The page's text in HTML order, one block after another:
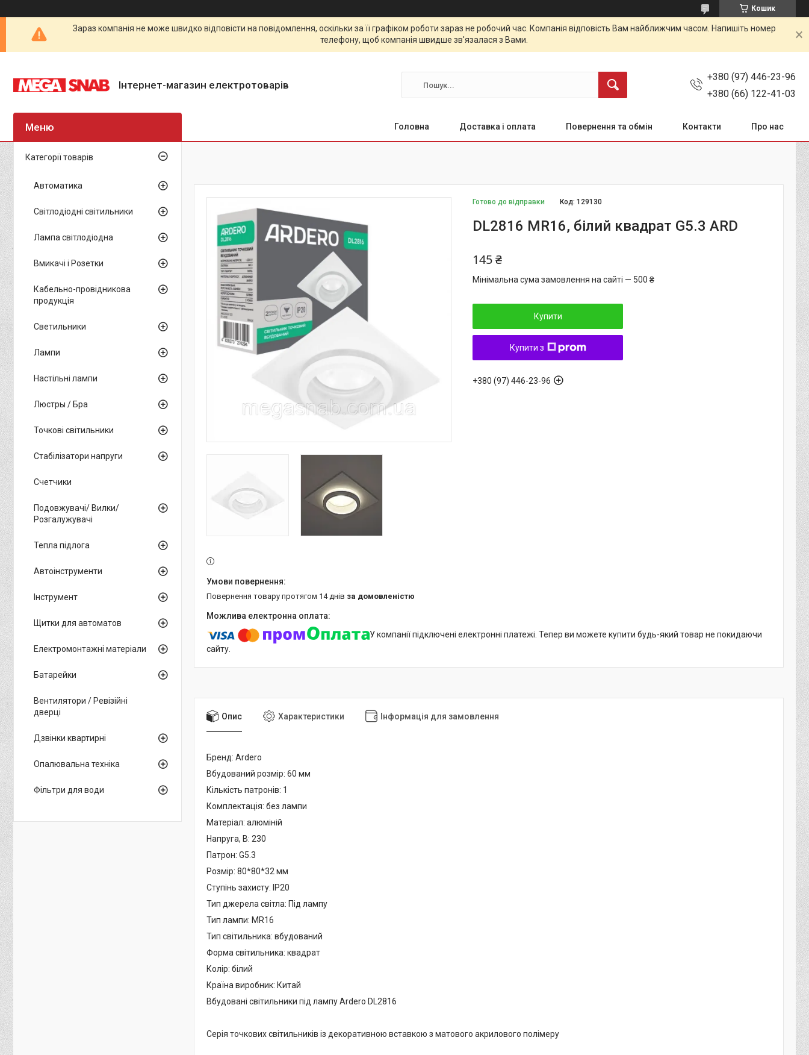
Кошик
Зараз компанія не може швидко відповісти на повідомлення, оскільки за її графіком роботи зараз не робочий час. Компанія відповість Вам найближчим часом. Напишіть номер
телефону, щоб компанія швидше зв'язалася з Вами.
Інтернет-магазин електротоварів
+380 (97) 446-23-96
+380 (66) 122-41-03
Головна Доставка і оплата Повернення та обмін Контакти Про нас
Готово до відправки Код:129130
DL2816 MR16, білий квадрат G5.3 ARD
145 ₴
Мінімальна сума замовлення на сайті — 500 ₴
Купити
Купити з
+380 (97) 446-23-96
повернення товару протягом 14 днів за домовленістю
У компанії підключені електронні платежі. Тепер ви можете купити будь-який товар не покидаючи
сайту.
Опис Характеристики Інформація для замовлення
Бренд: Ardero
Вбудований розмір: 60 мм
Кількість патронів: 1
Комплектація: без лампи
Матеріал: алюміній
Напруга, В: 230
Патрон: G5.3
Розмір: 80*80*32 мм
Ступінь захисту: IP20
Тип джерела світла: Під лампу
Тип лампи: MR16
Тип світильника: вбудований
Форма світильника: квадрат
Колір: білий
Країна виробник: Китай
Вбудовані світильники під лампу Ardero DL2816
Серія точкових світильників із декоративною вставкою з матового акрилового полімеру
Категорії товарів
Автоматика
Світлодіодні світильники
Лампа світлодіодна
Вмикачі і Розетки
Кабельно-провідникова
продукція
Светильники
Лампи
Настільні лампи
Люстры / Бра
Точкові світильники
Стабілізатори напруги
Счетчики
Подовжувачі/ Вилки/
Розгалужувачі
Тепла підлога
Автоінструменти
Інструмент
Щитки для автоматов
Електромонтажні матеріали
Батарейки
Вентилятори / Ревізійні
дверці
Дзвінки квартирні
Опалювальна техніка
Фільтри для води